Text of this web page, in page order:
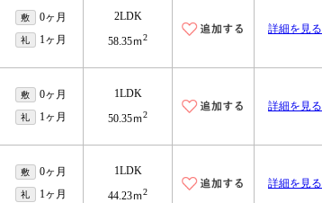
敷 0ヶ月
礼 1ヶ月
2LDK
58.35ｍ2
詳細を見る
敷 0ヶ月
礼 1ヶ月
1LDK
50.35ｍ2
詳細を見る
敷 0ヶ月
礼 1ヶ月
1LDK
44.23ｍ2
詳細を見る